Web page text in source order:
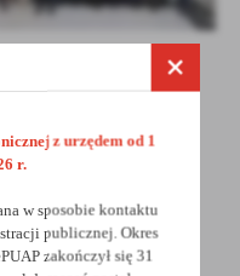
z urzędem od 1
r.
w sposobie kontaktu
publicznej. Okres
zakończył się 31